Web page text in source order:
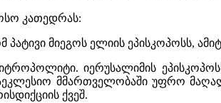
კათედრას:
მიეგოს ელიის ეპისკოპოსს,
იერუსალიმის
მმართველობაში უფრო მაღალ
ქვეშ.